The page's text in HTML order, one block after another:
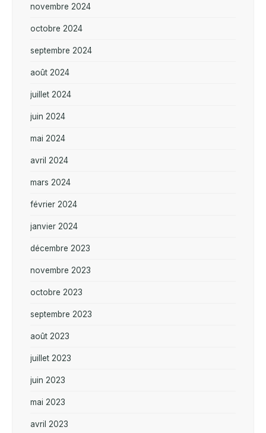
novembre 2024
octobre 2024
septembre 2024
août 2024
juillet 2024
juin 2024
mai 2024
avril 2024
mars 2024
février 2024
janvier 2024
décembre 2023
novembre 2023
octobre 2023
septembre 2023
août 2023
juillet 2023
juin 2023
mai 2023
avril 2023